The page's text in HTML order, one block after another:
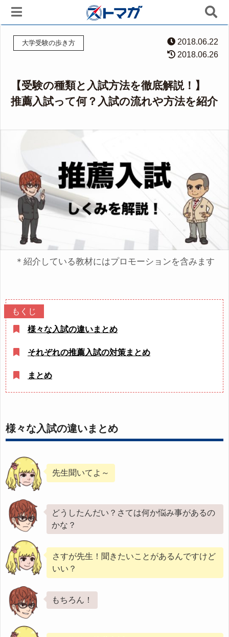
大学受験の歩き方
2018.06.22
2018.06.26
【受験の種類と入試方法を徹底解説！】
推薦入試って何？入試の流れや方法を紹介
＊紹介している教材にはプロモーションを含みます
様々な入試の違いまとめ
それぞれの推薦入試の対策まとめ
まとめ
様々な入試の違いまとめ
先生聞いてよ～
どうしたんだい？さては何か悩み事があるの
かな？
さすが先生！聞きたいことがあるんですけど
いい？
もちろん！